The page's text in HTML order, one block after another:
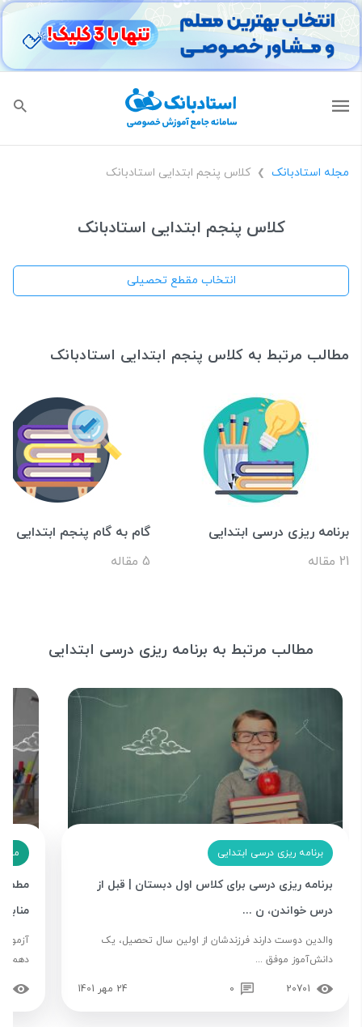
مجله استادبانک ❯ کلاس پنجم ابتدایی استادبانک
کلاس پنجم ابتدایی استادبانک
انتخاب مقطع تحصیلی
مطالب مرتبط به کلاس پنجم ابتدایی استادبانک
برنامه ریزی درسی ابتدایی
21 مقاله
گام به گام پنجم ابتدایی
5 مقاله
مطالب مرتبط به برنامه ریزی درسی ابتدایی
برنامه ریزی درسی ابتدایی
برنامه ریزی درسی برای کلاس اول دبستان | قبل از
درس خواندن، ن ...
والدین دوست دارند فرزندشان از اولین سال تحصیل، یک
دانش‌آموز موفق ...
20701
0 24 مهر 1401
منابع
آزمون
دهم ...